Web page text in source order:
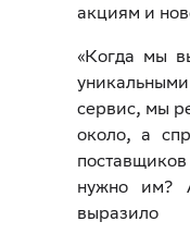
акциям и
«Когда мы
сервис, мы
около, а
нужно им?